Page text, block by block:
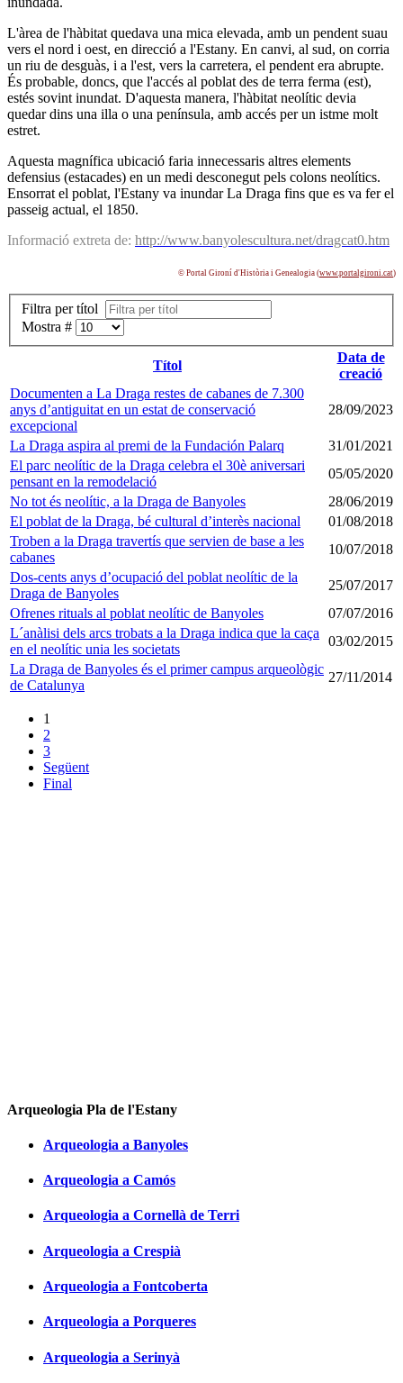
L'àrea de l'hàbitat quedava una mica elevada, amb un pendent suau
vers el nord i oest, en direcció a l'Estany. En canvi, al sud, on corria
un riu de desguàs, i a l'est, vers la carretera, el pendent era abrupte.
És probable, doncs, que l'accés al poblat des de terra ferma (est),
estés sovint inundat. D'aquesta manera, l'hàbitat neolític devia
quedar dins una illa o una península, amb accés per un istme molt
estret.
Aquesta magnífica ubicació faria innecessaris altres elements
defensius (estacades) en un medi desconegut pels colons neolítics.
Ensorrat el poblat, l'Estany va inundar La Draga fins que es va fer el
passeig actual, el 1850.
Informació extreta de: http://www.banyolescultura.net/dragcat0.htm
© Portal Gironí d'Història i Genealogia (www.portalgironi.cat)
Filtra per títol
Mostra #
Títol
Data de
creació
Documenten a La Draga restes de cabanes de 7.300
anys d’antiguitat en un estat de conservació
excepcional
28/09/2023
La Draga aspira al premi de la Fundación Palarq
31/01/2021
El parc neolític de la Draga celebra el 30è aniversari
pensant en la remodelació
05/05/2020
No tot és neolític, a la Draga de Banyoles
28/06/2019
El poblat de la Draga, bé cultural d’interès nacional
01/08/2018
Troben a la Draga travertís que servien de base a les
cabanes
10/07/2018
Dos-cents anys d’ocupació del poblat neolític de la
Draga de Banyoles
25/07/2017
Ofrenes rituals al poblat neolític de Banyoles
07/07/2016
L´anàlisi dels arcs trobats a la Draga indica que la caça
en el neolític unia les societats
03/02/2015
La Draga de Banyoles és el primer campus arqueològic
de Catalunya
27/11/2014
1
2
3
Següent
Final
Arqueologia Pla de l'Estany
Arqueologia a Banyoles
Arqueologia a Camós
Arqueologia a Cornellà de Terri
Arqueologia a Crespià
Arqueologia a Fontcoberta
Arqueologia a Porqueres
Arqueologia a Serinyà